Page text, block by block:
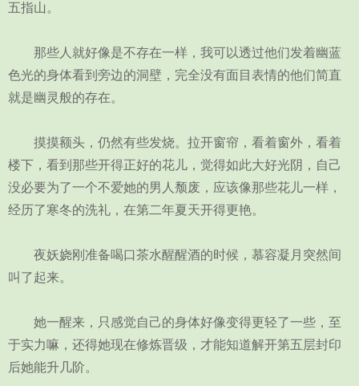
五指山。
那些人就好像是不存在一样，我可以透过他们发着幽蓝
色光的身体看到旁边的洞壁，完全没有面目表情的他们简直
就是幽灵般的存在。
摸摸额头，仍然有些发烧。拉开窗帘，看着窗外，看着
楼下，看到那些开得正好的花儿，觉得如此大好光阴，自己
没必要为了一个不爱她的男人颓废，应该像那些花儿一样，
经历了寒冬的洗礼，在第二年夏天开得更艳。
夜妖娆刚准备喝口茶水醒醒酒的时候，慕容凝月突然间
叫了起来。
她一醒来，只感觉自己的身体好像变得更轻了一些，至
于实力嘛，还得她现在修炼晋级，才能知道解开第五层封印
后她能升几阶。